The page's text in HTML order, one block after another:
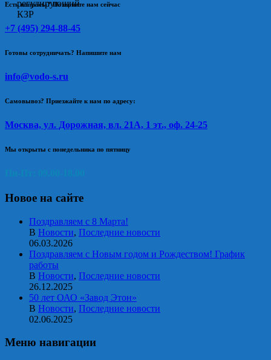
Есть вопросы? Позвоните нам сейчас
+7 (495) 294-88-45
Готовы сотрудничать? Напишите нам
info@vodo-s.ru
Самовывоз? Приезжайте к нам по адресу:
Москва, ул. Дорожная, вл. 21А, 1 эт., оф. 24-25
Мы открыты с понедельника по пятницу
Новое на сайте
Поздравляем с 8 Марта!
В Новости, Последние новости
06.03.2026
Поздравляем с Новым годом и Рождеством! График
работы
В Новости, Последние новости
26.12.2025
50 лет ОАО «Завод Этон»
В Новости, Последние новости
02.06.2025
Меню навигации